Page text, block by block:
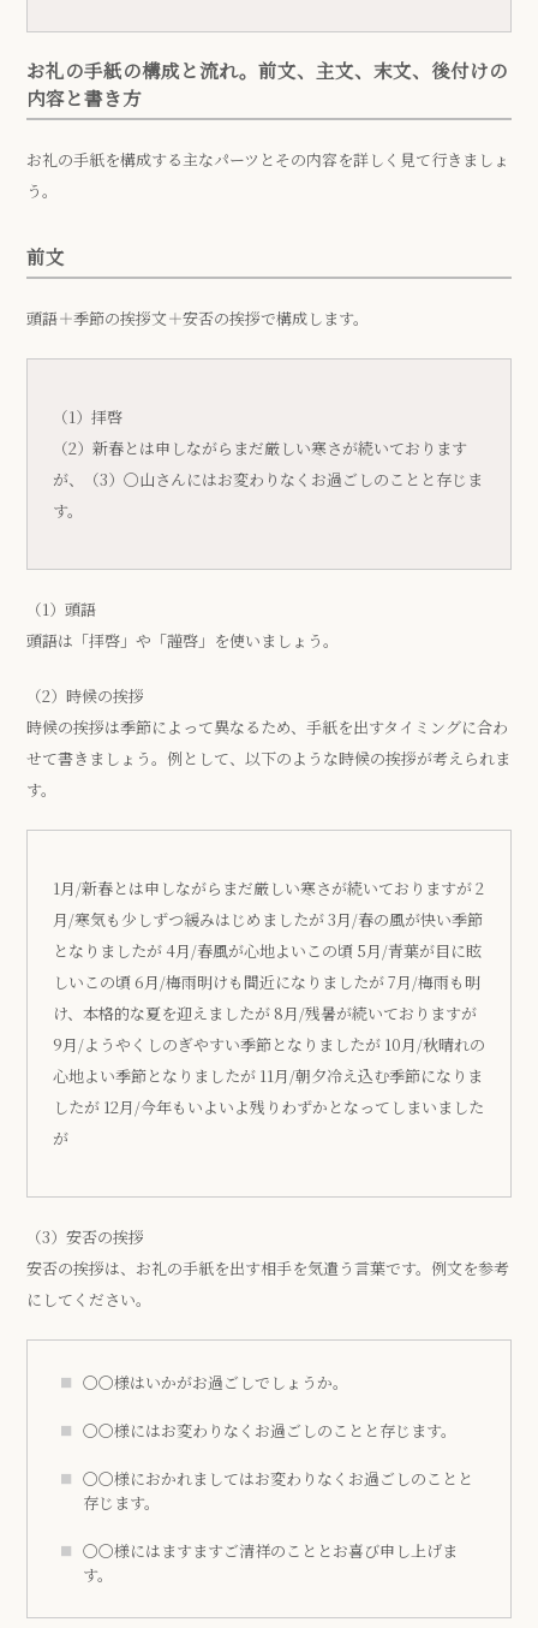
お礼の手紙の構成と流れ。前文、主文、末文、後付けの
内容と書き方
お礼の手紙を構成する主なパーツとその内容を詳しく見て行きましょ
う。
前文
頭語＋季節の挨拶文＋安否の挨拶で構成します。
（1）拝啓
（2）新春とは申しながらまだ厳しい寒さが続いております
が、（3）〇山さんにはお変わりなくお過ごしのことと存じま
す。
（1）頭語
頭語は「拝啓」や「謹啓」を使いましょう。
（2）時候の挨拶
時候の挨拶は季節によって異なるため、手紙を出すタイミングに合わ
せて書きましょう。例として、以下のような時候の挨拶が考えられま
す。
1月/新春とは申しながらまだ厳しい寒さが続いておりますが 2
月/寒気も少しずつ緩みはじめましたが 3月/春の風が快い季節
となりましたが 4月/春風が心地よいこの頃 5月/青葉が目に眩
しいこの頃 6月/梅雨明けも間近になりましたが 7月/梅雨も明
け、本格的な夏を迎えましたが 8月/残暑が続いておりますが
9月/ようやくしのぎやすい季節となりましたが 10月/秋晴れの
心地よい季節となりましたが 11月/朝夕冷え込む季節になりま
したが 12月/今年もいよいよ残りわずかとなってしまいました
が
（3）安否の挨拶
安否の挨拶は、お礼の手紙を出す相手を気遣う言葉です。例文を参考
にしてください。
〇〇様はいかがお過ごしでしょうか。
〇〇様にはお変わりなくお過ごしのことと存じます。
〇〇様におかれましてはお変わりなくお過ごしのことと
存じます。
〇〇様にはますますご清祥のこととお喜び申し上げま
す。